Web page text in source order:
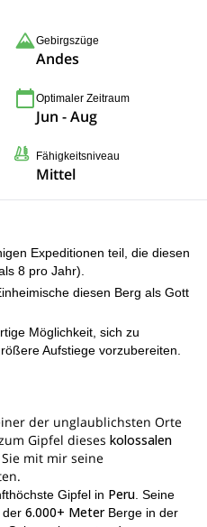
Gebirgszüge
Andes
Optimaler Zeitraum
Jun - Aug
Fähigkeitsniveau
Mittel
Expeditionen teil, die diesen
8 pro Jahr).
diesen Berg als Gott
Möglichkeit, sich zu
Aufstiege vorzubereiten.
der unglaublichsten Orte
Gipfel dieses kolossalen
mit mir seine
Gipfel in Peru . Seine
der 6.000+ MeterBerge in der